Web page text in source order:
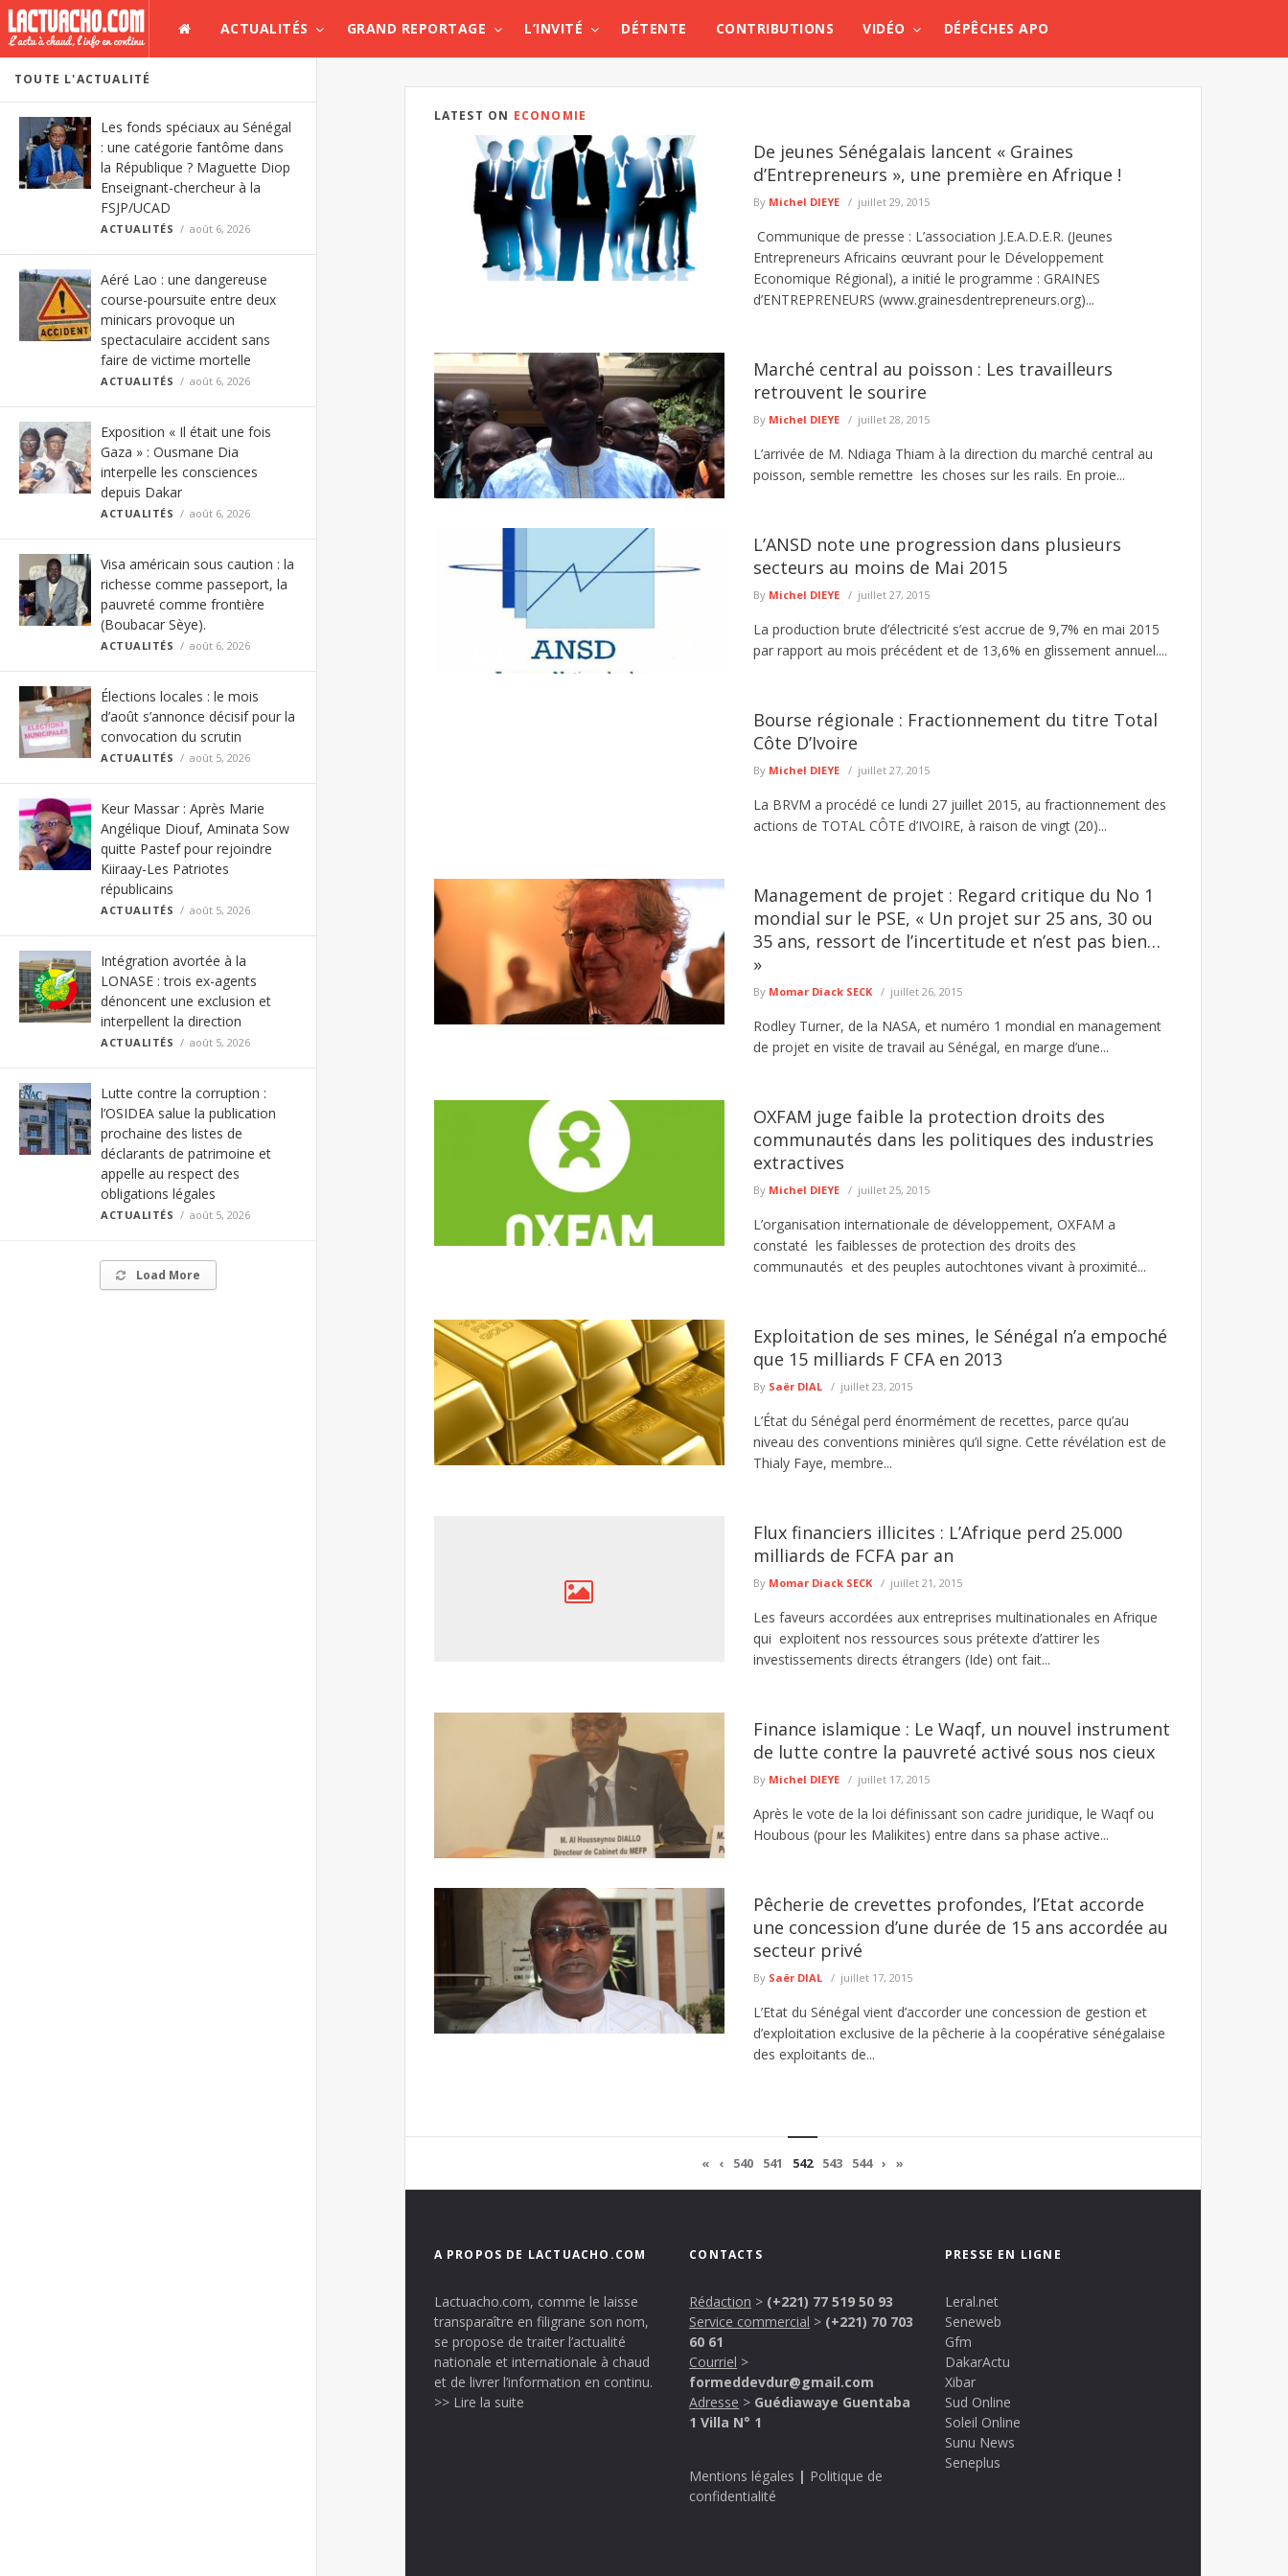
ACTUALITÉS GRAND REPORTAGE L’INVITÉ DÉTENTE CONTRIBUTIONS VIDÉO DÉPÊCHES APO
TOUTE L'ACTUALITÉ
Les fonds spéciaux au Sénégal
: une catégorie fantôme dans
la République ? Maguette Diop
Enseignant-chercheur à la
FSJP/UCAD
ACTUALITÉS août 6, 2026
Aéré Lao : une dangereuse
course-poursuite entre deux
minicars provoque un
spectaculaire accident sans
faire de victime mortelle
ACTUALITÉS août 6, 2026
Exposition « Il était une fois
Gaza » : Ousmane Dia
interpelle les consciences
depuis Dakar
ACTUALITÉS août 6, 2026
Visa américain sous caution : la
richesse comme passeport, la
pauvreté comme frontière
(Boubacar Sèye).
ACTUALITÉS août 6, 2026
Élections locales : le mois
d’août s’annonce décisif pour la
convocation du scrutin
ACTUALITÉS août 5, 2026
Keur Massar : Après Marie
Angélique Diouf, Aminata Sow
quitte Pastef pour rejoindre
Kiiraay-Les Patriotes
républicains
ACTUALITÉS août 5, 2026
Intégration avortée à la
LONASE : trois ex-agents
dénoncent une exclusion et
interpellent la direction
ACTUALITÉS août 5, 2026
Lutte contre la corruption :
l’OSIDEA salue la publication
prochaine des listes de
déclarants de patrimoine et
appelle au respect des
obligations légales
ACTUALITÉS août 5, 2026
Load More
LATEST ON ECONOMIE
De jeunes Sénégalais lancent « Graines
d’Entrepreneurs », une première en Afrique !
By Michel DIEYE juillet 29, 2015
Communique de presse : L’association J.E.A.D.E.R. (Jeunes
Entrepreneurs Africains œuvrant pour le Développement
Economique Régional), a initié le programme : GRAINES
d’ENTREPRENEURS (www.grainesdentrepreneurs.org)...
Marché central au poisson : Les travailleurs
retrouvent le sourire
By Michel DIEYE juillet 28, 2015
L’arrivée de M. Ndiaga Thiam à la direction du marché central au
poisson, semble remettre les choses sur les rails. En proie...
L’ANSD note une progression dans plusieurs
secteurs au moins de Mai 2015
By Michel DIEYE juillet 27, 2015
La production brute d’électricité s’est accrue de 9,7% en mai 2015
par rapport au mois précédent et de 13,6% en glissement annuel....
Bourse régionale : Fractionnement du titre Total
Côte D’Ivoire
By Michel DIEYE juillet 27, 2015
La BRVM a procédé ce lundi 27 juillet 2015, au fractionnement des
actions de TOTAL CÔTE d’IVOIRE, à raison de vingt (20)...
Management de projet : Regard critique du No 1
mondial sur le PSE, « Un projet sur 25 ans, 30 ou
35 ans, ressort de l’incertitude et n’est pas bien…
»
By Momar Diack SECK juillet 26, 2015
Rodley Turner, de la NASA, et numéro 1 mondial en management
de projet en visite de travail au Sénégal, en marge d’une...
OXFAM juge faible la protection droits des
communautés dans les politiques des industries
extractives
By Michel DIEYE juillet 25, 2015
L’organisation internationale de développement, OXFAM a
constaté les faiblesses de protection des droits des
communautés et des peuples autochtones vivant à proximité...
Exploitation de ses mines, le Sénégal n’a empoché
que 15 milliards F CFA en 2013
By Saër DIAL juillet 23, 2015
L’État du Sénégal perd énormément de recettes, parce qu’au
niveau des conventions minières qu’il signe. Cette révélation est de
Thialy Faye, membre...
Flux financiers illicites : L’Afrique perd 25.000
milliards de FCFA par an
By Momar Diack SECK juillet 21, 2015
Les faveurs accordées aux entreprises multinationales en Afrique
qui exploitent nos ressources sous prétexte d’attirer les
investissements directs étrangers (Ide) ont fait...
Finance islamique : Le Waqf, un nouvel instrument
de lutte contre la pauvreté activé sous nos cieux
By Michel DIEYE juillet 17, 2015
Après le vote de la loi définissant son cadre juridique, le Waqf ou
Houbous (pour les Malikites) entre dans sa phase active...
Pêcherie de crevettes profondes, l’Etat accorde
une concession d’une durée de 15 ans accordée au
secteur privé
By Saër DIAL juillet 17, 2015
L’Etat du Sénégal vient d’accorder une concession de gestion et
d’exploitation exclusive de la pêcherie à la coopérative sénégalaise
des exploitants de...
« ‹ 540 541 542 543 544 › »
A PROPOS DE LACTUACHO.COM
Lactuacho.com, comme le laisse
transparaître en filigrane son nom,
se propose de traiter l’actualité
nationale et internationale à chaud
et de livrer l’information en continu.
>> Lire la suite
CONTACTS
Rédaction > (+221) 77 519 50 93
Service commercial > (+221) 70 703
60 61
Courriel >
formeddevdur@gmail.com
Adresse > Guédiawaye Guentaba
1 Villa N° 1
Mentions légales | Politique de
confidentialité
PRESSE EN LIGNE
Leral.net
Seneweb
Gfm
DakarActu
Xibar
Sud Online
Soleil Online
Sunu News
Seneplus